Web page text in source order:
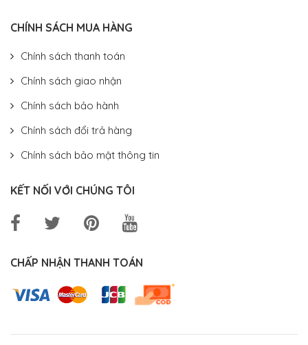
CHÍNH SÁCH MUA HÀNG
Chính sách thanh toán
Chính sách giao nhận
Chính sách bảo hành
Chính sách đổi trả hàng
Chính sách bảo mật thông tin
KẾT NỐI VỚI CHÚNG TÔI
CHẤP NHẬN THANH TOÁN